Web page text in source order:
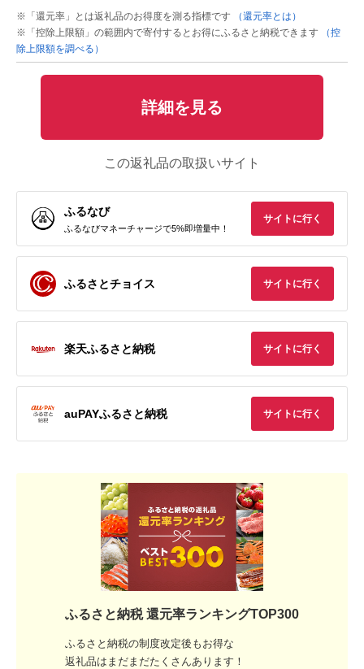
※「還元率」とは返礼品のお得度を測る指標です
（還元率とは）
※「控除上限額」の範囲内で寄付するとお得にふるさと納税できます
（控
除上限額を調べる）
詳細を見る
この返礼品の取扱いサイト
ふるなび
ふるなびマネーチャージで5%即増量中！
サイトに行く
ふるさとチョイス サイトに行く
楽天ふるさと納税 サイトに行く
auPAYふるさと納税 サイトに行く
ふるさと納税 還元率ランキングTOP300
ふるさと納税の制度改定後もお得な
返礼品はまだまだたくさんあります！